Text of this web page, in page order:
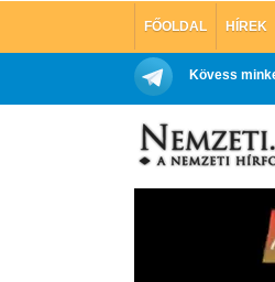
FŐOLDAL HÍREK
Kövess